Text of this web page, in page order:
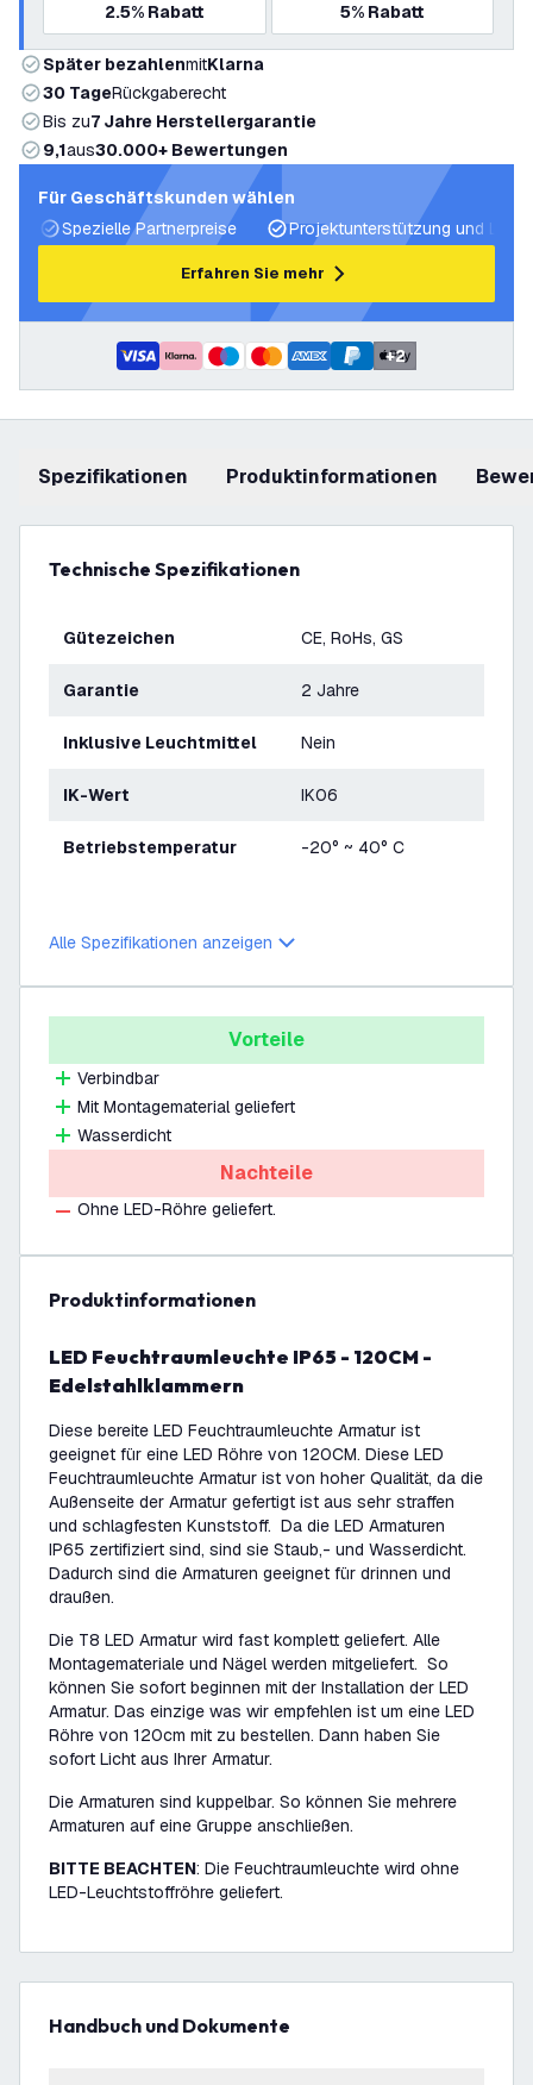
2.5% Rabatt
5% Rabatt
Später bezahlenmitKlarna
30 TageRückgaberecht
Bis zu7 Jahre Herstellergarantie
9,1aus30.000+ Bewertungen
Für Geschäftskunden wählen
Spezielle Partnerpreise
Projektunterstützung und
Erfahren Sie mehr
+2
Spezifikationen Produktinformationen
Technische Spezifikationen
Gütezeichen CE, RoHs, GS
Garantie 2 Jahre
Inklusive Leuchtmittel Nein
IK-Wert IK06
Betriebstemperatur -20° ~ 40° C
Alle Spezifikationen anzeigen
Vorteile
Verbindbar
Mit Montagematerial geliefert
Wasserdicht
Nachteile
Ohne LED-Röhre geliefert.
Produktinformationen
LED Feuchtraumleuchte IP65 - 120CM -
Edelstahlklammern
Diese bereite LED Feuchtraumleuchte Armatur ist
geeignet für eine LED Röhre von 120CM. Diese LED
Feuchtraumleuchte Armatur ist von hoher Qualität, da die
Außenseite der Armatur gefertigt ist aus sehr straffen
und schlagfesten Kunststoff. Da die LED Armaturen
IP65 zertifiziert sind, sind sie Staub,- und Wasserdicht.
Dadurch sind die Armaturen geeignet für drinnen und
draußen.
Die T8 LED Armatur wird fast komplett geliefert. Alle
Montagemateriale und Nägel werden mitgeliefert. So
können Sie sofort beginnen mit der Installation der LED
Armatur. Das einzige was wir empfehlen ist um eine LED
Röhre von 120cm mit zu bestellen. Dann haben Sie
sofort Licht aus Ihrer Armatur.
Die Armaturen sind kuppelbar. So können Sie mehrere
Armaturen auf eine Gruppe anschließen.
BITTE BEACHTEN: Die Feuchtraumleuchte wird ohne
LED-Leuchtstoffröhre geliefert.
Handbuch und Dokumente